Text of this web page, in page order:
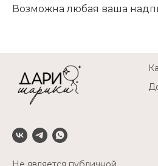
Возможна любая ваша